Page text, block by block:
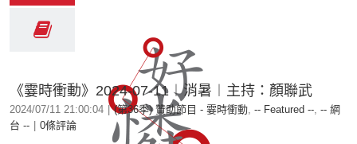
《霎時衝動》2024-07-11︱消暑︱主持：顏聯武
2024/07/11 21:00:04 | (第36季) 贊助節目 - 霎時衝動, -- Featured --, -- 網
台 --
0條評論